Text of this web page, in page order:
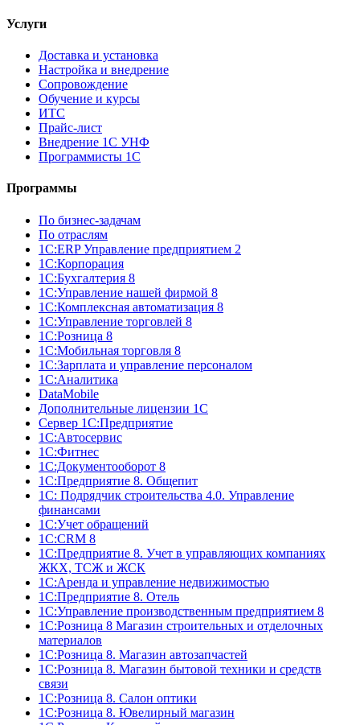
Услуги
Доставка и установка
Настройка и внедрение
Сопровождение
Обучение и курсы
ИТС
Прайс-лист
Внедрение 1С УНФ
Программисты 1С
Программы
По бизнес-задачам
По отраслям
1C:ERP Управление предприятием 2
1С:Корпорация
1С:Бухгалтерия 8
1С:Управление нашей фирмой 8
1С:Комплексная автоматизация 8
1С:Управление торговлей 8
1С:Розница 8
1С:Мобильная торговля 8
1С:Зарплата и управление персоналом
1С:Аналитика
DataMobile
Дополнительные лицензии 1С
Сервер 1С:Предприятие
1С:Автосервис
1С:Фитнес
1С:Документооборот 8
1С:Предприятие 8. Общепит
1С: Подрядчик строительства 4.0. Управление
финансами
1С:Учет обращений
1C:CRM 8
1С:Предприятие 8. Учет в управляющих компаниях
ЖКХ, ТСЖ и ЖСК
1С:Аренда и управление недвижимостью
1С:Предприятие 8. Отель
1C:Управление производственным предприятием 8
1С:Розница 8 Магазин строительных и отделочных
материалов
1С:Розница 8. Магазин автозапчастей
1С:Розница 8. Магазин бытовой техники и средств
связи
1С:Розница 8. Салон оптики
1С:Розница 8. Ювелирный магазин